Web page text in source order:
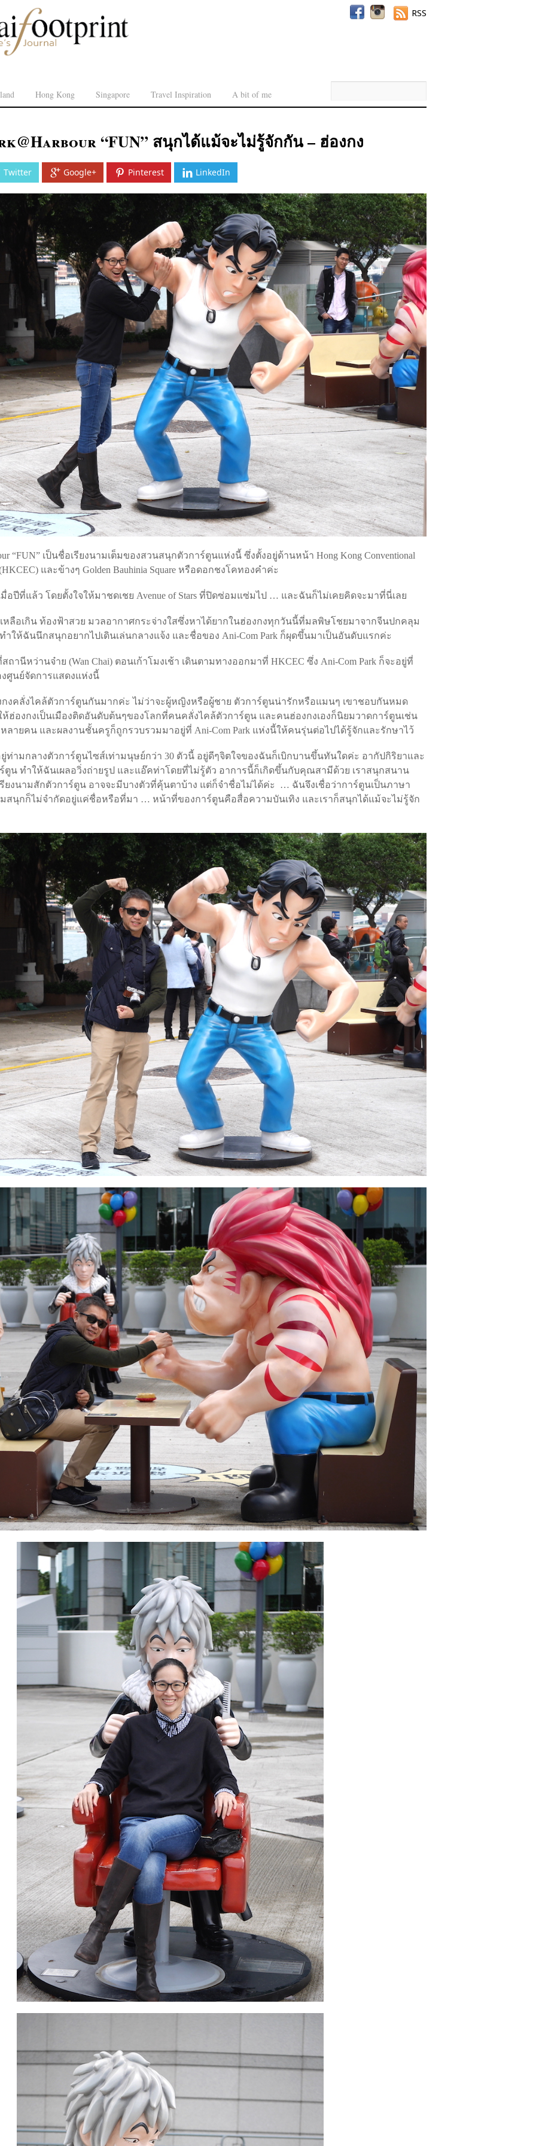
Hong Kong Singapore Travel Inspiration A bit of me
RSS
“FUN” สนุกได้แม้จะไม่รู้จักกัน – ฮ่องกง
Twitter Google+ Pinterest LinkedIn
“FUN” เป็นชื่อเรียงนามเต็มของสวนสนุกตัวการ์ตูนแห่งนี้ ซึ่งตั้งอยู่ด้านหน้า Hong Kong Conventional
(HKCEC) และข้างๆ Golden Bauhinia Square หรือดอกชงโคทองคำค่ะ
เมื่อปีที่แล้ว โดยตั้งใจให้มาชดเชย Avenue of Stars ที่ปิดซ่อมแซ่มไป … และฉันก็ไม่เคยคิดจะมาที่นี่เลย
หลือเกิน ท้องฟ้าสวย มวลอากาศกระจ่างใสซึ่งหาได้ยากในฮ่องกงทุกวันนี้ที่มลพิษโชยมาจากจีนปกคลุม
ำให้ฉันนึกสนุกอยากไปเดินเล่นกลางแจ้ง และชื่อของ Ani-Com Park ก็ผุดขึ้นมาเป็นอันดับแรกค่ะ
ถานีหว่านจ๋าย (Wan Chai) ตอนเก้าโมงเช้า เดินตามทางออกมาที่ HKCEC ซึ่ง Ani-Com Park ก็จะอยู่ที่
ศูนย์จัดการแสดงแห่งนี้
งคลั่งไคล้ตัวการ์ตูนกันมากค่ะ ไม่ว่าจะผู้หญิงหรือผู้ชาย ตัวการ์ตูนน่ารักหรือแมนๆ เขาชอบกันหมด
ฮ่องกงเป็นเมืองติดอันดับต้นๆของโลกที่คนคลั่งไคล้ตัวการ์ตูน และคนฮ่องกงเองก็นิยมวาดการ์ตูนเช่น
ายคน และผลงานชั้นครูก็ถูกรวบรวมมาอยู่ที่ Ani-Com Park แห่งนี้ให้คนรุ่นต่อไปได้รู้จักและรักษาไว้
ยู่ท่ามกลางตัวการ์ตูนไซส์เท่ามนุษย์กว่า 30 ตัวนี้ อยู่ดีๆจิตใจของฉันก็เบิกบานขึ้นทันใดค่ะ อากัปกิริยาและ
ตูน ทำให้ฉันเผลอวิ่งถ่ายรูป และแอ๊คท่าโดยที่ไม่รู้ตัว อาการนี้ก็เกิดขึ้นกับคุณสามีด้วย เราสนุกสนาน
รียงนามสักตัวการ์ตูน อาจจะมีบางตัวที่คุ้นตาบ้าง แต่ก็จำชื่อไม่ได้ค่ะ … ฉันจึงเชื่อว่าการ์ตูนเป็นภาษา
สนุกก็ไม่จำกัดอยู่แค่ชื่อหรือที่มา … หน้าที่ของการ์ตูนคือสื่อความบันเทิง และเราก็สนุกได้แม้จะไม่รู้จัก